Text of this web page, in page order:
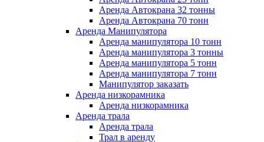
Аренда Автокрана 32 тонны
Аренда Автокрана 70 тонн
Аренда Манипулятора
Аренда манипулятора 10 тонн
Аренда манипулятора 3 тонны
Аренда манипулятора 5 тонн
Аренда манипулятора 7 тонн
Манипулятор заказать
Аренда низкорамника
Аренда низкорамника
Аренда трала
Аренда трала
Трал в аренду